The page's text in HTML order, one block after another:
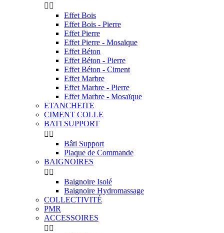
 
Effet Bois
Effet Bois - Pierre
Effet Pierre
Effet Pierre - Mosaïque
Effet Béton
Effet Béton - Pierre
Effet Béton - Ciment
Effet Marbre
Effet Marbre - Pierre
Effet Marbre - Mosaïque
ETANCHEITE
CIMENT COLLE
BATI SUPPORT
 
Bâti Support
Plaque de Commande
BAIGNOIRES
 
Baignoire Isolé
Baignoire Hydromassage
COLLECTIVITÉ
PMR
ACCESSOIRES
 